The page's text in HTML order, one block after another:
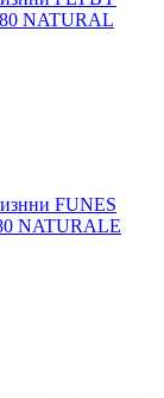
NATURAL
FUNES
NATURALE